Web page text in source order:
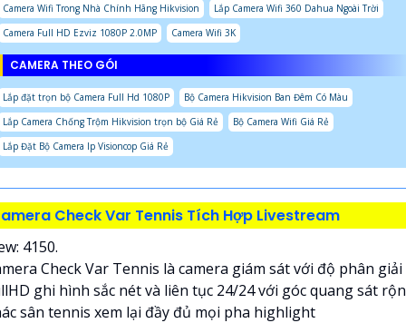
Camera Wifi Trong Nhà Chính Hãng Hikvision
Lắp Camera Wifi 360 Dahua Ngoài Trời
Camera Full HD Ezviz 1080P 2.0MP
Camera Wifi 3K
CAMERA THEO GÓI
Lắp đặt trọn bộ Camera Full Hd 1080P
Bộ Camera Hikvision Ban Đêm Có Màu
Lắp Camera Chống Trộm Hikvision trọn bộ Giá Rẻ
Bộ Camera Wifi Giá Rẻ
Lắp Đặt Bộ Camera Ip Visioncop Giá Rẻ
Check Var Tennis Tích Hợp Livestream
4150.
Check Var Tennis là camera giám sát với độ phân giải
ghi hình sắc nét và liên tục 24/24 với góc quang sát
sân tennis xem lại đầy đủ mọi pha highlight